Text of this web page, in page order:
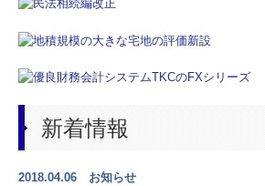
お問合せ
プライバシーポリシー
新着情報
2018.04.06 お知らせ